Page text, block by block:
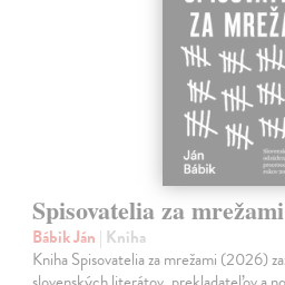
Spisovatelia za mrežami
Bábik Ján | Kniha
Kniha Spisovatelia za mrežami (2026)